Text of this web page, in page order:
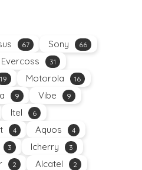
67 Sony 66
Evercoss 31
19 Motorola 16
9 Vibe 9
Itel 6
4 Aquos 4
3 Icherry 3
2 Alcatel 2